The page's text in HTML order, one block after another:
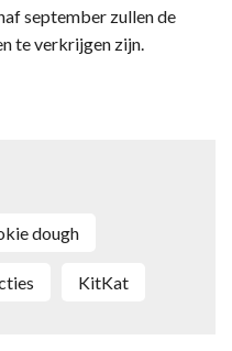
september zullen de
te verkrijgen zijn.
dough
KitKat